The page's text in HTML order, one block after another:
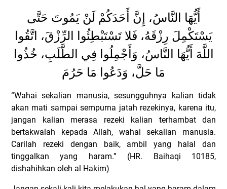
أَيُّهَا النَّاسُ، إِنَّ أَحَدَكُمْ لَنْ يَمُوتَ حَتَّى
يَسْتَكْمِلَ رِزْقَهُ، فَلا تَسْتَبْطِئُوا الرِّزْقَ، اتَّقُوا
اللَّهَ أَيُّهَا النَّاسُ، وَأَجْمِلُوا فِي الطَّلَبِ، خُذُوا
مَا حَلَّ، وَدَعُوا مَا حَرُمَ
“Wahai sekalian manusia, sesungguhnya kalian tidak
akan mati sampai sempurna jatah rezekinya, karena itu,
jangan kalian merasa rezeki kalian terhambat dan
bertakwalah kepada Allah, wahai sekalian manusia.
Carilah rezeki dengan baik, ambil yang halal dan
tinggalkan yang haram.” (HR. Baihaqi 10185,
dishahihkan oleh al Hakim)